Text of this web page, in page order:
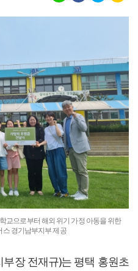
교으로부터 해외 위기 가정 아동을 위한
경기남부지부 제공
장 전재규)는 평택 홍원초